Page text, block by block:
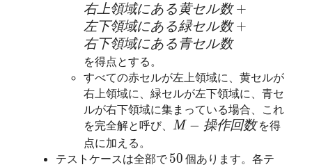
右上領域にあ る 黄セル数 +
左下領域にあ る緑セル数 +
右下領域にあ る 青セル数
を得点とする。
すべての赤セルが左上領域に、黄セルが
右上領域に、緑セルが左下領域に、青セ
ルが右下領域に集まっている場合、これ
を完全解と呼び、 M − 操作回数
M - {\it 操作回数}
M − 操作回数を得
点に加える。
テストケースは全部で 50
50
50 個あります。各テ